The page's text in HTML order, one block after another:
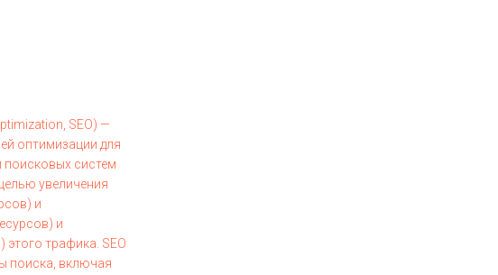
SEO) —
оптимизации для
поисковых систем
увеличения
и
и
трафика. SEO
поиска, включая